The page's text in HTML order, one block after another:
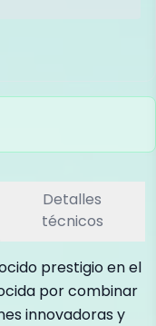
Detalles
técnicos
prestigio en el
por combinar
innovadoras y